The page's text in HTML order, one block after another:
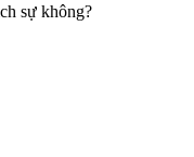
sự không?